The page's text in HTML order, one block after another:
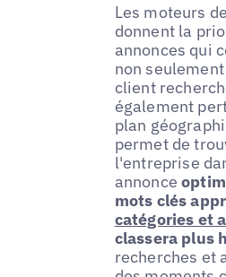
Les moteurs
donnent la
annonces qui
non
client
également
plan
permet de
l'entreprise
annonce
mots clés
catégories et
classera plus
recherches et